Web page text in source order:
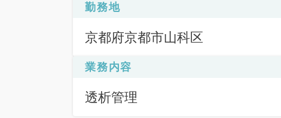
勤務地
京都府京都市山科区
業務内容
透析管理